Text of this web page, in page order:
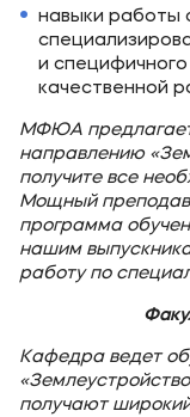
навыки работы
и
качественной
МФЮА
направлению
получите все
Мощный
программа
нашим
работу по
Кафедра ведет
получают